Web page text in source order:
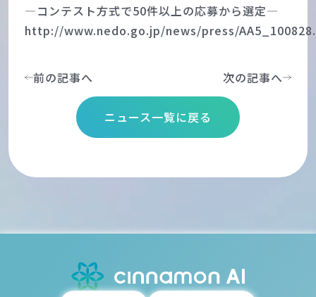
―コンテスト方式で50件以上の応募から選定―
http://www.nedo.go.jp/news/press/
前の記事へ
ニュース一覧に戻る
次の記事へ